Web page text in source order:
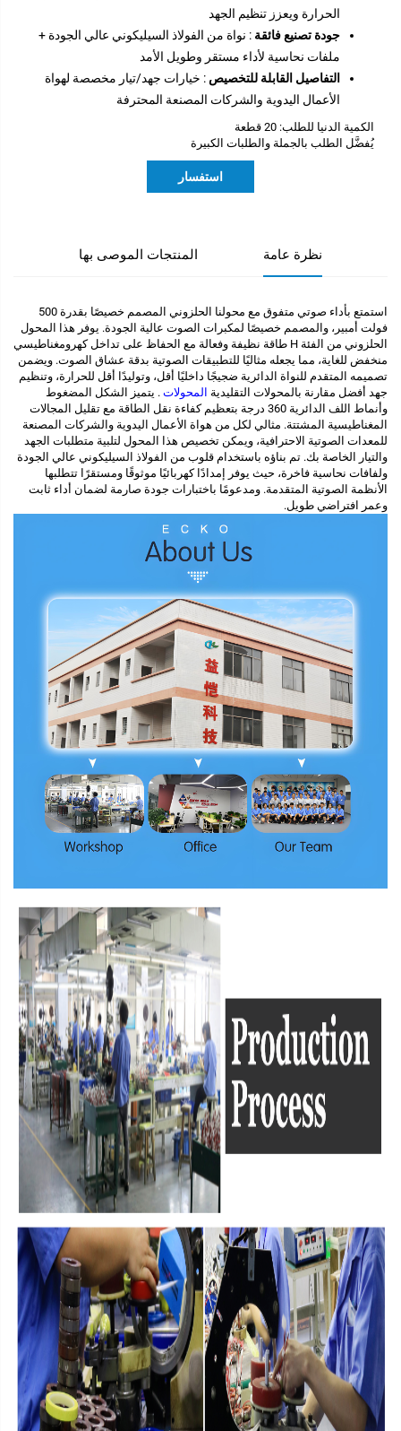
الحرارة ويعزز تنظيم الجهد
جودة تصنيع فائقة : نواة من الفولاذ السيليكوني عالي الجودة +
ملفات نحاسية لأداء مستقر وطويل الأمد
التفاصيل القابلة للتخصيص : خيارات جهد/تيار مخصصة لهواة
الأعمال اليدوية والشركات المصنعة المحترفة
الكمية الدنيا للطلب: 20 قطعة
يُفضَّل الطلب بالجملة والطلبات الكبيرة
استفسار
نظرة عامة المنتجات الموصى بها
استمتع بأداء صوتي متفوق مع محولنا الحلزوني المصمم خصيصًا بقدرة 500
فولت أمبير، والمصمم خصيصًا لمكبرات الصوت عالية الجودة. يوفر هذا المحول
الحلزوني من الفئة H طاقة نظيفة وفعالة مع الحفاظ على تداخل كهرومغناطيسي
منخفض للغاية، مما يجعله مثاليًا للتطبيقات الصوتية بدقة عشاق الصوت. ويضمن
تصميمه المتقدم للنواة الدائرية ضجيجًا داخليًا أقل، وتوليدًا أقل للحرارة، وتنظيم
جهد أفضل مقارنة بالمحولات التقليدية المحولات . يتميز الشكل المضغوط
وأنماط اللف الدائرية 360 درجة بتعظيم كفاءة نقل الطاقة مع تقليل المجالات
المغناطيسية المشتتة. مثالي لكل من هواة الأعمال اليدوية والشركات المصنعة
للمعدات الصوتية الاحترافية، ويمكن تخصيص هذا المحول لتلبية متطلبات الجهد
والتيار الخاصة بك. تم بناؤه باستخدام قلوب من الفولاذ السيليكوني عالي الجودة
ولفافات نحاسية فاخرة، حيث يوفر إمدادًا كهربائيًا موثوقًا ومستقرًا تتطلبها
الأنظمة الصوتية المتقدمة. ومدعومًا باختبارات جودة صارمة لضمان أداء ثابت
وعمر افتراضي طويل.